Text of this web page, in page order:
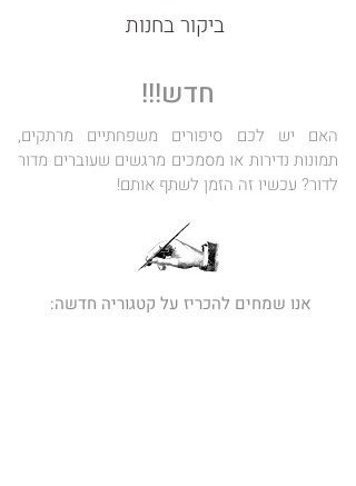
ביקור בחנות
חדש!!!
האם יש לכם סיפורים משפחתיים מרתקים,
תמונות נדירות או מסמכים מרגשים שעוברים מדור
לדור? עכשיו זה הזמן לשתף אותם!
אנו שמחים להכריז על קטגוריה חדשה: